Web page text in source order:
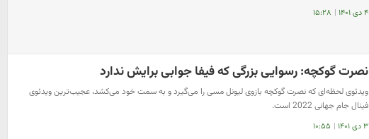
۴ دی ۱۴۰۱ | ۱۵:۲۸
نصرت گوکچه: رسوایی بزرگی که فیفا جوابی برایش ندارد
ویدئوی لحظه‌ای که نصرت گوکچه بازوی لیونل مسی را می‌گیرد و به سمت خود می‌کشد، عجیب‌ترین ویدئوی
فینال جام جهانی 2022 است.
۳ دی ۱۴۰۱ | ۱۰:۵۵